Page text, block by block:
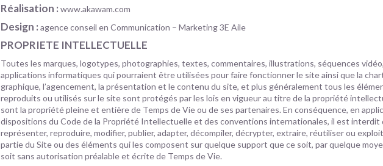
Réalisation : www.akawam.com
Design : agence conseil en Communication – Marketing 3E Aile
PROPRIETE INTELLECTUELLE
Toutes les marques, logotypes, photographies, textes, commentaires, illustrations, séquences
applications informatiques qui pourraient être utilisées pour faire fonctionner le site ainsi que la
graphique, l’agencement, la présentation et le contenu du site, et plus généralement tous les
reproduits ou utilisés sur le site sont protégés par les lois en vigueur au titre de la propriété
sont la propriété pleine et entière de Temps de Vie ou de ses partenaires. En conséquence, en
dispositions du Code de la Propriété Intellectuelle et des conventions internationales, il est interdit
représenter, reproduire, modifier, publier, adapter, décompiler, décrypter, extraire, réutiliser ou
partie du Site ou des éléments qui les composent sur quelque support que ce soit, par quelque
soit sans autorisation préalable et écrite de Temps de Vie.